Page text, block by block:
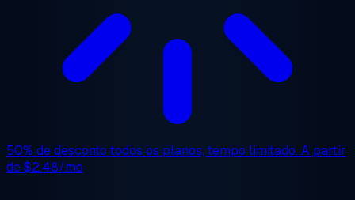
50% de desconto todos os planos, tempo limitado. A partir
de$2.48/mo